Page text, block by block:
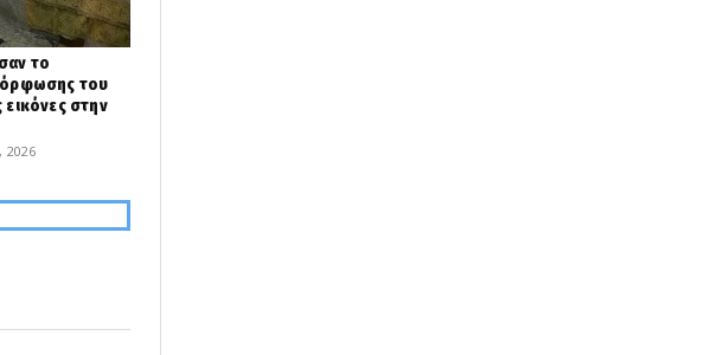
το
του
στην
2026